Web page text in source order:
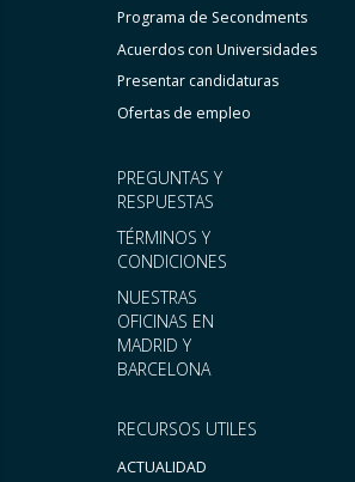
RECURSOS UTILES
ACTUALIDAD
PREGUNTAS Y
RESPUESTAS
TÉRMINOS Y
CONDICIONES
NUESTRAS
OFICINAS EN
MADRID Y
BARCELONA
Programa de Secondments
Acuerdos con Universidades
Presentar candidaturas
Ofertas de empleo